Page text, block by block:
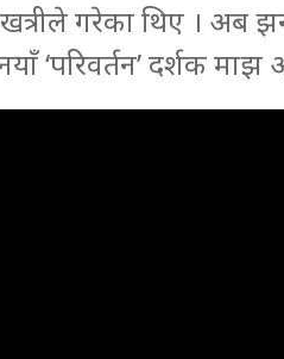
गरेका थिए । अब
‘परिवर्तन’ दर्शक